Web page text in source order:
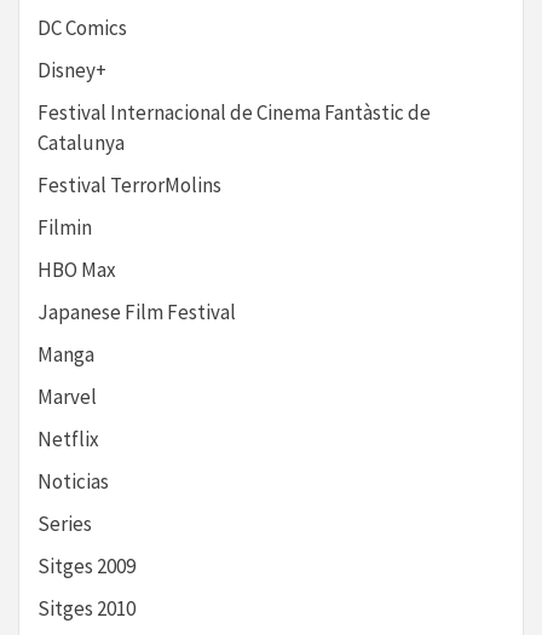
DC Comics
Disney+
Festival Internacional de Cinema Fantàstic de
Catalunya
Festival TerrorMolins
Filmin
HBO Max
Japanese Film Festival
Manga
Marvel
Netflix
Noticias
Series
Sitges 2009
Sitges 2010